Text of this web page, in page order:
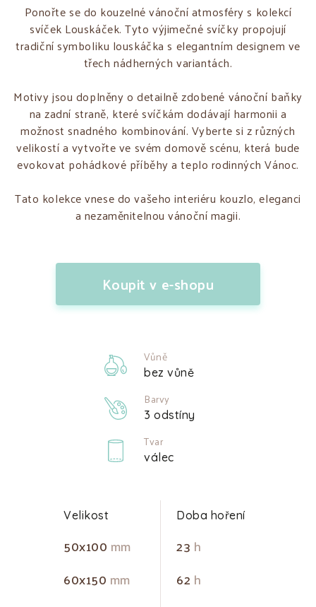
Ponořte se do kouzelné vánoční atmosféry s kolekcí
svíček Louskáček. Tyto výjimečné svíčky propojují
tradiční symboliku louskáčka s elegantním designem ve
třech nádherných variantách.
Motivy jsou doplněny o detailně zdobené vánoční baňky
na zadní straně, které svíčkám dodávají harmonii a
možnost snadného kombinování. Vyberte si z různých
velikostí a vytvořte ve svém domově scénu, která bude
evokovat pohádkové příběhy a teplo rodinných Vánoc.
Tato kolekce vnese do vašeho interiéru kouzlo, eleganci
a nezaměnitelnou vánoční magii.
Koupit v e-shopu
Vůně
bez vůně
Barvy
3 odstíny
Tvar
válec
Velikost Doba hoření
50x100 mm 23 h
60x150 mm 62 h